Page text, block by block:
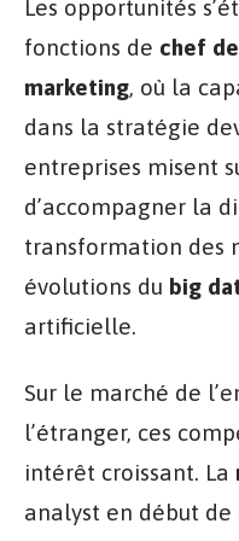
Les opportunités
fonctions de chef
marketing, où la
dans la stratégie
entreprises misent
d’accompagner la
transformation des
évolutions du big
artificielle.
Sur le marché de
l’étranger, ces
intérêt croissant. La
analyst en début